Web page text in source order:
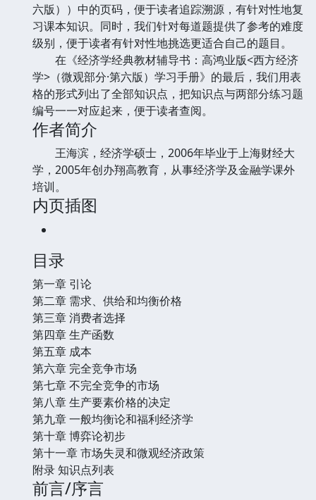
六版））中的页码，便于读者追踪溯源，有针对性地复
习课本知识。同时，我们针对每道题提供了参考的难度
级别，便于读者有针对性地挑选更适合自己的题目。
在《经济学经典教材辅导书：高鸿业版<西方经济
学>（微观部分·第六版）学习手册》的最后，我们用表
格的形式列出了全部知识点，把知识点与两部分练习题
编号一一对应起来，便于读者查阅。
作者简介
王海滨，经济学硕士，2006年毕业于上海财经大
学，2005年创办翔高教育，从事经济学及金融学课外
培训。
内页插图
目录
第一章 引论
第二章 需求、供给和均衡价格
第三章 消费者选择
第四章 生产函数
第五章 成本
第六章 完全竞争市场
第七章 不完全竞争的市场
第八章 生产要素价格的决定
第九章 一般均衡论和福利经济学
第十章 博弈论初步
第十一章 市场失灵和微观经济政策
附录 知识点列表
前言/序言